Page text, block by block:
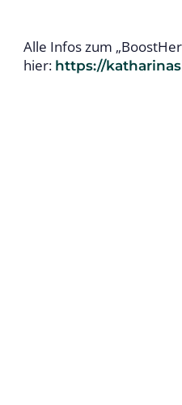
Alle Infos zum
hier: https://